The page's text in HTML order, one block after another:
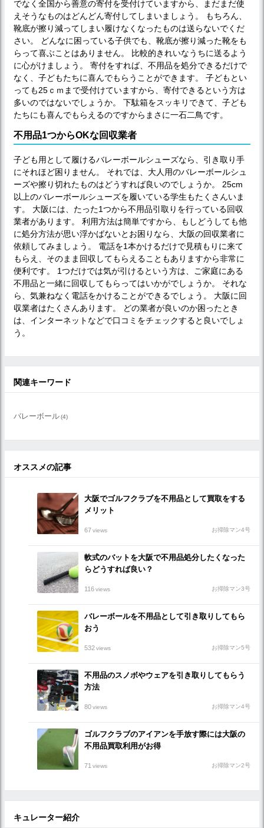
でなく全国から善意の寄付を受付けていますから、まだまだ使
えそうなものはどんどん寄付してしまいましょう。 もちろん、
靴底が擦り減ってしまい履けなくなったものは送らないでくだ
さい。 どんなに困っている子供でも、靴底が擦り減った靴をも
らって喜ぶことはありません。 比較的きれいなうちに送るよう
に心がけましょう。 寄付をすれば、不用品を処分できるだけで
なく、子どもたちに喜んでもらうことができます。 子どもとい
っても25ｃｍまで受付けていますから、寄付できるという方は
多いのではないでしょうか。 下駄箱をスッキリできて、子ども
たちにも喜んでもらえるのですからまさに一石二鳥です。
不用品1つからOKな回収業者
子ども用として履けるバレーボールシューズなら、引き取り手
にそれほど困りません。 それでは、大人用のバレーボールシュ
ーズや擦り切れたものはどうすれば良いのでしょうか。 25cm
以上のバレーボールシューズを履いている学生もたくさんいま
す。 大阪には、たった1つから不用品引取りを行っている回収
業者があります。 利用方法は簡単ですから、もしどうしても他
に処分方法が思い浮かばないとお困りなら、大阪の回収業者に
依頼してみましょう。 電話を1本かけるだけで見積もりに来て
もらえ、そのまま回収してもらえることもありますから非常に
便利です。 1つだけでは気が引けるという方は、ご家庭にある
不用品と一緒に回収してもらってはいかがでしょうか。 それな
ら、気兼ねなく電話をかけることができるでしょう。 大阪に回
収業者はたくさんあります。 どの業者が良いのか困ったとき
は、インターネットなどで口コミをチェックすると良いでしょ
う。
関連キーワード
バレーボール(4)
オススメの記事
大阪でゴルフクラブを不用品として買取をする
メリット
67views お掃除マン4号
軟式のバットを大阪で不用品処分したくなった
らどうすれば良い？
116views お掃除マン3号
バレーボールを不用品として引き取りしてもら
おう
532views お掃除マン5号
不用品のスノボやウェアを引き取りしてもらう
方法
80views お掃除マン4号
ゴルフクラブのアイアンを手放す際には大阪の
不用品買取利用がお得
71 views お掃除マン2号
キュレーター紹介